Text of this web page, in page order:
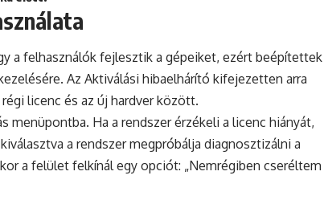
a felhasználók fejlesztik a gépeiket, ezért beépítettek
Az Aktiválási hibaelhárító kifejezetten arra
licenc és az új hardver között.
menüpontba. Ha a rendszer érzékeli a licenc hiányát,
a rendszer megpróbálja diagnosztizálni a
a felület felkínál egy opciót: „Nemrégiben cseréltem